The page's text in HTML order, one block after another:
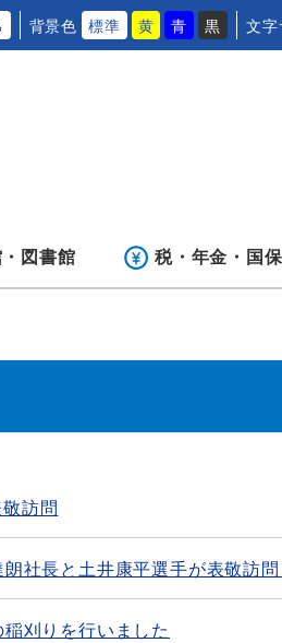
背景色 標準 黄 青 黒 文字
図書館 税・年金・ 国保
訪問
社長と土井康平選手が表敬訪問
刈りを行いました